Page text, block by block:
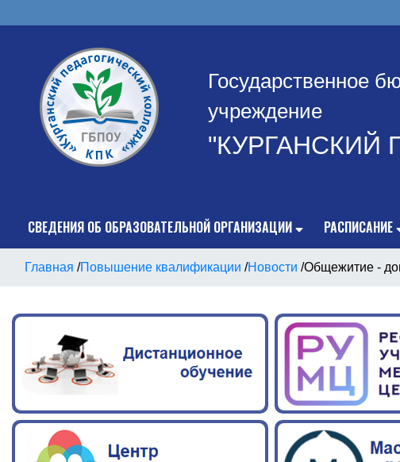
Государственное
учреждение
"КУРГАНСКИЙ
СВЕДЕНИЯ ОБ ОБРАЗОВАТЕЛЬНОЙ ОРГАНИЗАЦИИ РАСПИСАНИЕ
Главная /Повышение квалификации /Новости /Общежитие -